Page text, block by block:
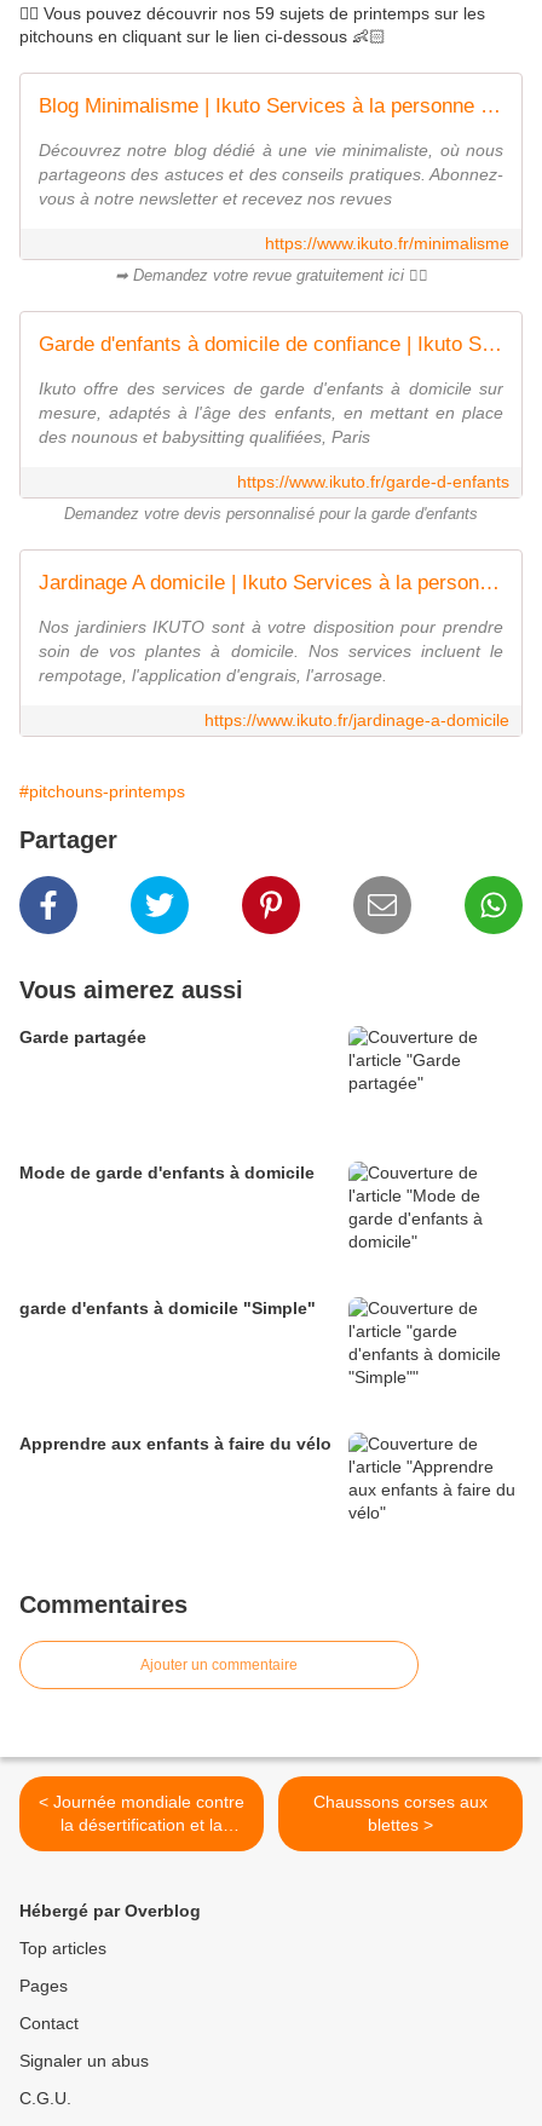
👉🏻 Vous pouvez découvrir nos 59 sujets de printemps sur les
pitchouns en cliquant sur le lien ci-dessous 👶🏻
Blog Minimalisme | Ikuto Services à la personne | France
Découvrez notre blog dédié à une vie minimaliste, où nous
partageons des astuces et des conseils pratiques. Abonnez-
vous à notre newsletter et recevez nos revues
https://www.ikuto.fr/minimalisme
➡ Demandez votre revue gratuitement ici 👌🏻
Garde d'enfants à domicile de confiance | Ikuto Services | France
Ikuto offre des services de garde d'enfants à domicile sur
mesure, adaptés à l'âge des enfants, en mettant en place
des nounous et babysitting qualifiées, Paris
https://www.ikuto.fr/garde-d-enfants
Demandez votre devis personnalisé pour la garde d'enfants
Jardinage A domicile | Ikuto Services à la personne | France
Nos jardiniers IKUTO sont à votre disposition pour prendre
soin de vos plantes à domicile. Nos services incluent le
rempotage, l'application d'engrais, l'arrosage.
https://www.ikuto.fr/jardinage-a-domicile
#pitchouns-printemps
Partager
Vous aimerez aussi
Garde partagée
Mode de garde d'enfants à domicile
garde d'enfants à domicile "Simple"
​​​​​​​Apprendre aux enfants à faire du vélo
Commentaires
Ajouter un commentaire
< Journée mondiale contre
la désertification et la
sécheresse
Chaussons corses aux
blettes >
Hébergé par Overblog
Top articles
Pages
Contact
Signaler un abus
C.G.U.